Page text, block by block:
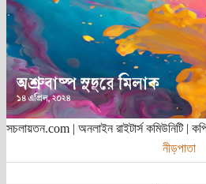
সচলায়তন.com | অনলাইন রাইটার্স কমিউনিটি |
নীড়পাতা